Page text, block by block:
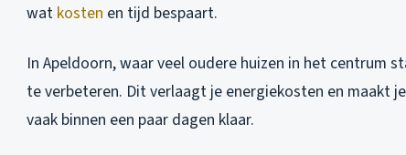
wat kosten en tijd bespaart.
In Apeldoorn, waar veel oudere huizen in het centrum
te verbeteren. Dit verlaagt je energiekosten en maakt
vaak binnen een paar dagen klaar.